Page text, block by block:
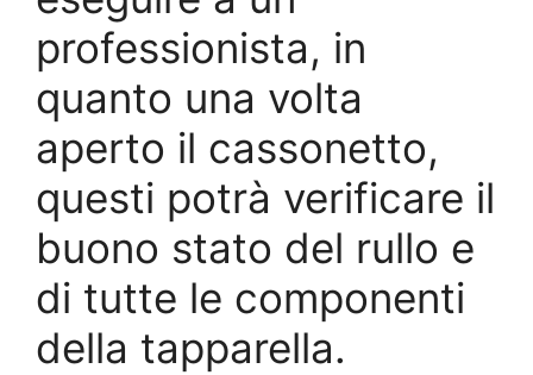
professionista, in
quanto una volta
aperto il cassonetto,
questi potrà verificare il
buono stato del rullo e
di tutte le componenti
della tapparella.